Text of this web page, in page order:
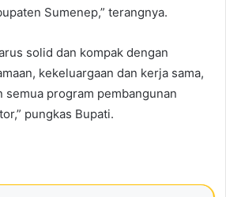
Sumenep,” terangnya.
solid dan kompak dengan
kekeluargaan dan kerja sama,
semua program pembangunan
pungkas Bupati.